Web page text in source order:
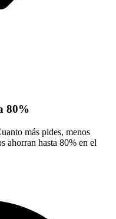
80%
más pides, menos
ahorran hasta 80% en el